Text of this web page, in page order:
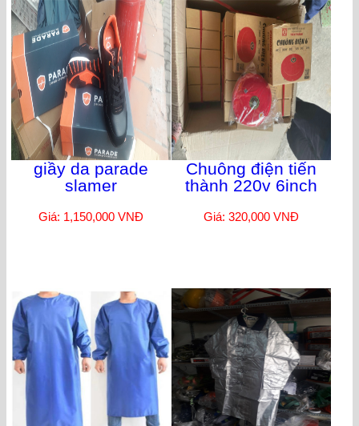
giầy da parade
slamer
Giá: 1,150,000 VNĐ
Chuông điện tiến
thành 220v 6inch
Giá: 320,000 VNĐ